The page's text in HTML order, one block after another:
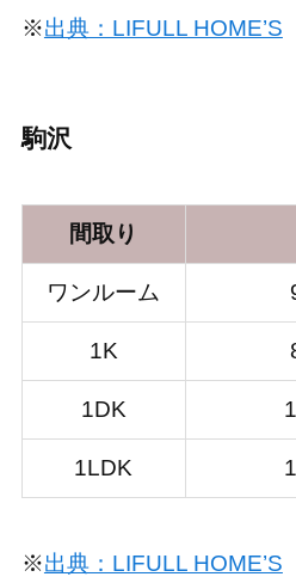
※出典：LIFULL HOME’S
駒沢
間取り
ワンルーム
1K
1DK
1LDK
※出典：LIFULL HOME’S